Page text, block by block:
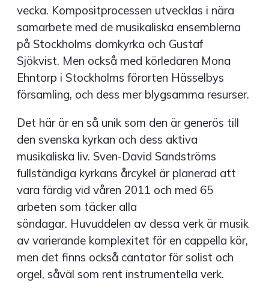
vecka. Kompositprocessen utvecklas i nära
samarbete med de musikaliska ensemblerna
på Stockholms domkyrka och Gustaf
Sjökvist. Men också med körledaren Mona
Ehntorp i Stockholms förorten Hässelbys
församling, och dess mer blygsamma resurser.
Det här är en så unik som den är generös till
den svenska kyrkan och dess aktiva
musikaliska liv. Sven-David Sandströms
fullständiga kyrkans årcykel är planerad att
vara färdig vid våren 2011 och med 65
arbeten som täcker alla
söndagar. Huvuddelen av dessa verk är musik
av varierande komplexitet för en cappella kör,
men det finns också cantator för solist och
orgel, såväl som rent instrumentella verk.